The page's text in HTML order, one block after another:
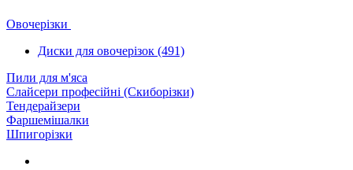
Овочерізки
Диски для овочерізок (491)
Пили для м'яса
Слайсери професійні (Скиборізки)
Тендерайзери
Фаршемішалки
Шпигорізки